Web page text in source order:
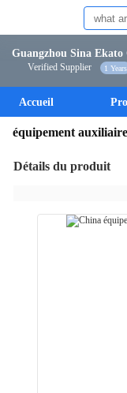
Guangzhou Sina
Verified Supplier 1 Years
Accueil
équipement auxiliaire
Détails du produit